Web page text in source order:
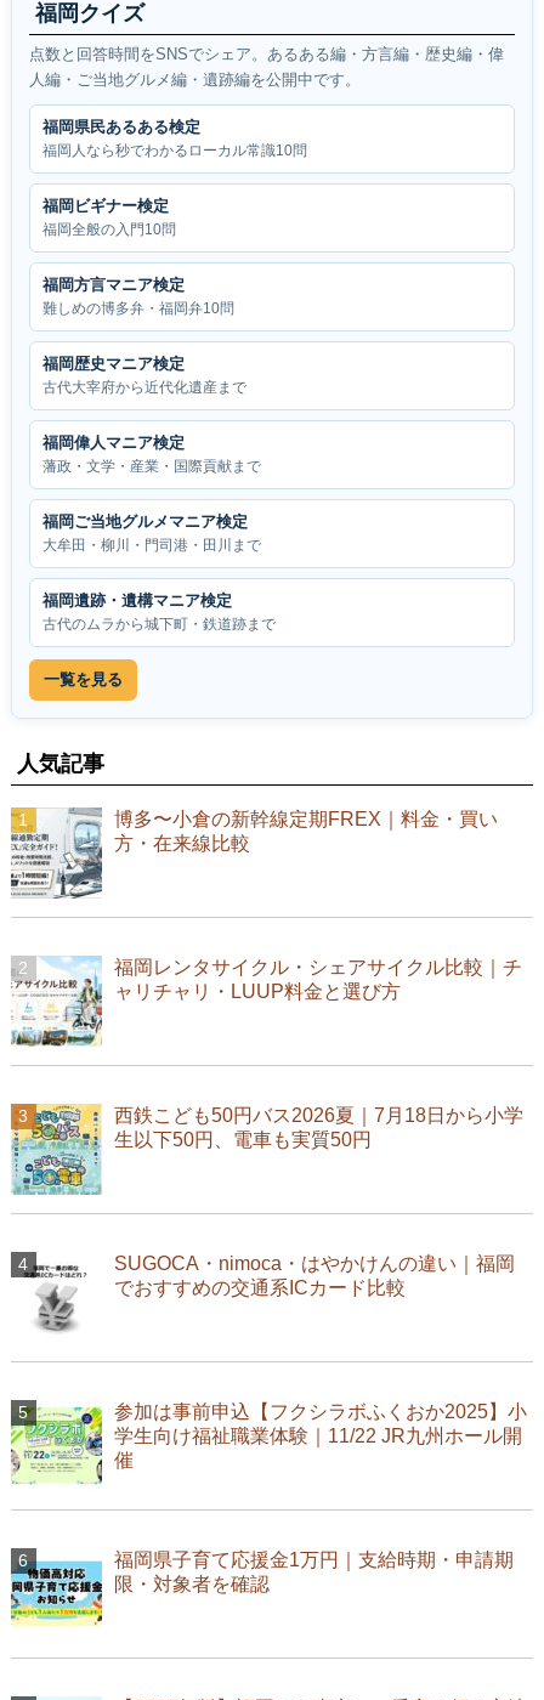
福岡クイズ
点数と回答時間をSNSでシェア。あるある編・方言編・歴史編・偉
人編・ご当地グルメ編・遺跡編を公開中です。
福岡県民あるある検定
福岡人なら秒でわかるローカル常識10問
福岡ビギナー検定
福岡全般の入門10問
福岡方言マニア検定
難しめの博多弁・福岡弁10問
福岡歴史マニア検定
古代大宰府から近代化遺産まで
福岡偉人マニア検定
藩政・文学・産業・国際貢献まで
福岡ご当地グルメマニア検定
大牟田・柳川・門司港・田川まで
福岡遺跡・遺構マニア検定
古代のムラから城下町・鉄道跡まで
一覧を見る
人気記事
博多〜小倉の新幹線定期FREX｜料金・買い
方・在来線比較
福岡レンタサイクル・シェアサイクル比較｜チ
ャリチャリ・LUUP料金と選び方
西鉄こども50円バス2026夏｜7月18日から小学
生以下50円、電車も実質50円
SUGOCA・nimoca・はやかけんの違い｜福岡
でおすすめの交通系ICカード比較
参加は事前申込【フクシラボふくおか2025】小
学生向け福祉職業体験｜11/22 JR九州ホール開
催
福岡県子育て応援金1万円｜支給時期・申請期
限・対象者を確認